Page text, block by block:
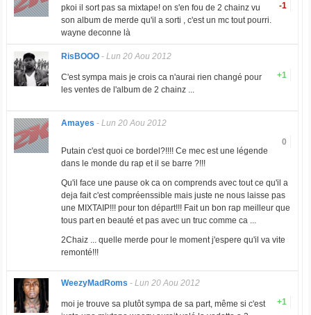
-1
pkoi il sort pas sa mixtape! on s'en fou de 2 chainz vu
son album de merde qu'il a sorti , c'est un mc tout pourri.
wayne deconne là
RisBOOO- Lun 20 Aou 2012
+1
C'est sympa mais je crois ca n'aurai rien changé pour
les ventes de l'album de 2 chainz ...
Amayes - Lun 20 Aou 2012
0
Putain c'est quoi ce bordel?!!!! Ce mec est une légende
dans le monde du rap et il se barre ?!!!
Qu'il face une pause ok ca on comprends avec tout ce qu'il a
deja fait c'est compréenssible mais juste ne nous laisse pas
une MIXTAIP!!! pour ton départ!!! Fait un bon rap meilleur que
tous part en beauté et pas avec un truc comme ca ...
2Chaiz ... quelle merde pour le moment j'espere qu'il va vite
remonté!!!
WeezyMadRoms - Lun 20 Aou 2012
+1
moi je trouve sa plutôt sympa de sa part, même si c'est